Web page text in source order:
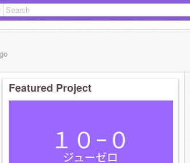
Featured Project